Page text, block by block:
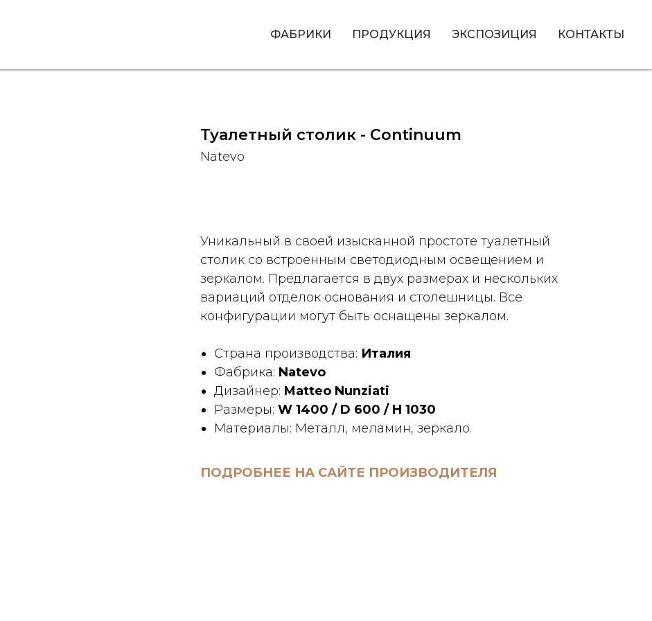
ФАБРИКИ ПРОДУКЦИЯ ЭКСПОЗИЦИЯ КОНТАКТЫ
Туалетный столик - Continuum
Natevo
Уникальный в своей изысканной простоте туалетный
столик со встроенным светодиодным освещением и
зеркалом. Предлагается в двух размерах и нескольких
вариаций отделок основания и столешницы. Все
конфигурации могут быть оснащены зеркалом.
Страна производства: Италия
Фабрика: Natevo
Дизайнер: Matteo Nunziati
Размеры: W 1400 / D 600 / H 1030
Материалы: Металл, меламин, зеркало.
ПОДРОБНЕЕ НА САЙТЕ ПРОИЗВОДИТЕЛЯ